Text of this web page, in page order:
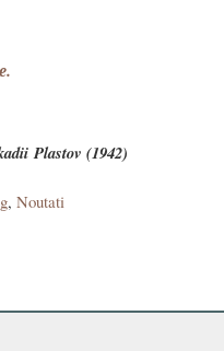
Plastov (1942)
, Noutati